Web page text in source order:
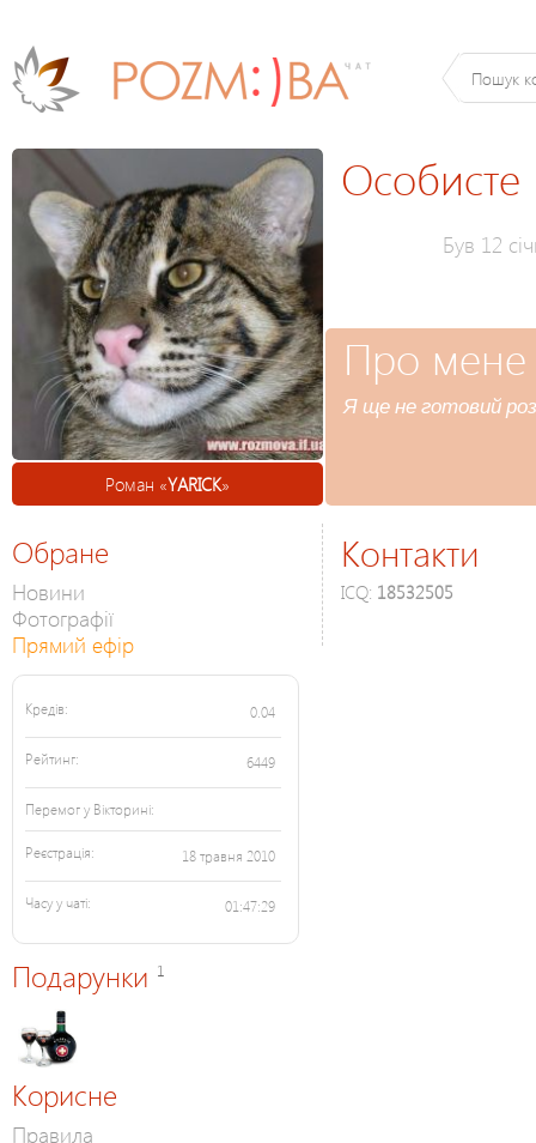
Роман «YARICK»
Особисте
Був 12
Про мене
Я ще не готовий
Обране
Новини
Фотографії
Прямий ефір
Кредів: 0.04
Рейтинг: 6449
Перемог у Вікторині:
Реєстрація: 18 травня 2010
Часу у чаті: 01:47:29
Подарунки 1
Корисне
Правила
Контакти
ICQ: 18532505